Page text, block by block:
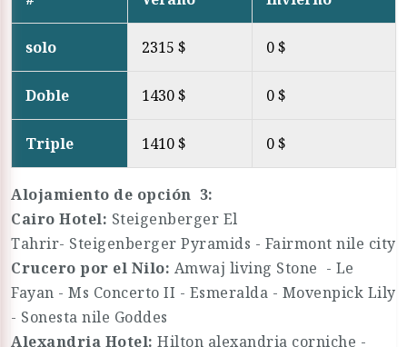
solo 2315 $ 0 $
Doble 1430 $ 0 $
Triple 1410 $ 0 $
Alojamiento de opción 3:
Cairo Hotel: Steigenberger El
Tahrir- Steigenberger Pyramids - Fairmont nile city
Crucero por el Nilo: Amwaj living Stone - Le
Fayan - Ms Concerto II - Esmeralda - Movenpick Lily
- Sonesta nile Goddes
Alexandria Hotel: Hilton alexandria corniche -